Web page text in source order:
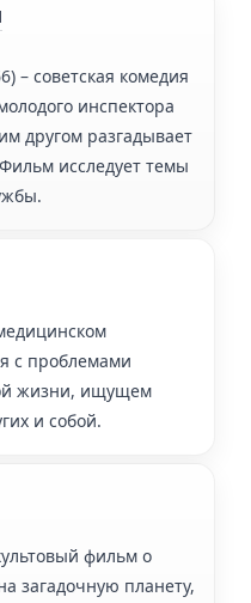
– советская комедия
инспектора
другом разгадывает
исследует темы
с проблемами
жизни, ищущем
и собой.
фильм о
загадочную планету,